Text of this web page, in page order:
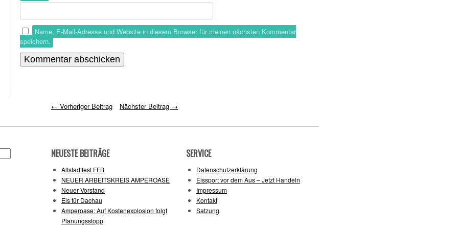
Name, E-Mail-Adresse und Website in diesem Browser für meinen nächsten Kommentar
speichern.
← Vorheriger Beitrag Nächster Beitrag →
NEUESTE BEITRÄGE
Altstadtfest FFB
NEUER ARBEITSKREIS AMPEROASE
Neuer Vorstand
Eis für Dachau
Amperoase: Auf Kostenexplosion folgt
Planungsstopp
SERVICE
Datenschutzerklärung
Eissport vor dem Aus – Jetzt Handeln
Impressum
Kontakt
Satzung